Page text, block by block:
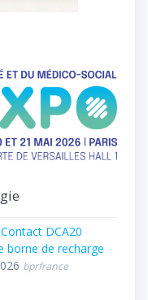
DCA20
borne de recharge
bprfrance